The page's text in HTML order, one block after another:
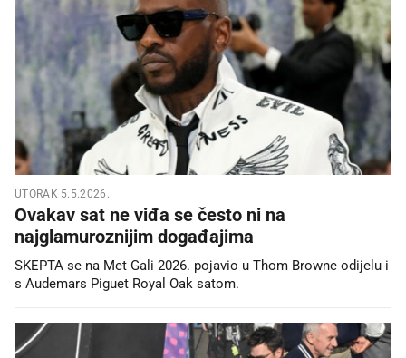
UTORAK 5.5.2026.
Ovakav sat ne viđa se često ni na
najglamuroznijim događajima
SKEPTA se na Met Gali 2026. pojavio u Thom Browne odijelu i
s Audemars Piguet Royal Oak satom.